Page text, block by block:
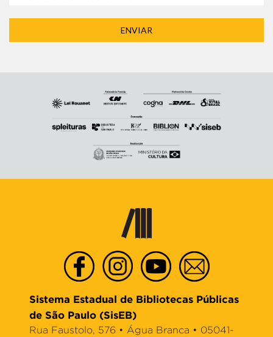
ENVIAR
Sistema Estadual de Bibliotecas Públicas
de São Paulo (SisEB)
Rua Faustolo, 576 • Água Branca • 05041-